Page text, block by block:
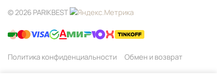
© 2026 PARIKBEST
Политика конфиденциальности Обмен и возврат